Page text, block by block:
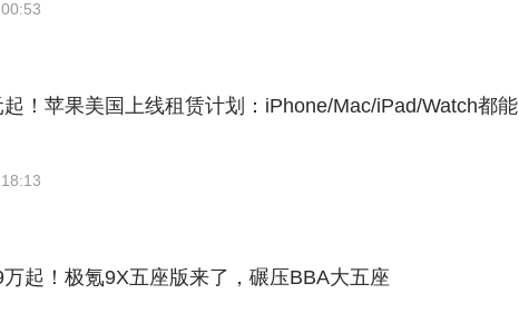
！苹果美国上线租赁计划：iPhone/Mac/iPad/Watch都能
万起！极氪9X五座版来了，碾压BBA大五座